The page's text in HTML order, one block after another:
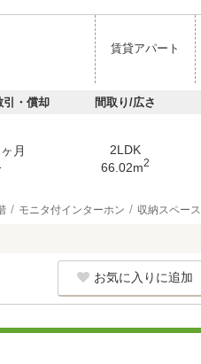
賃貸アパート
・償却 間取り/広さ
月
2LDK
66.02m2
モニタ付インターホン 収納スペース
お気に入りに追加